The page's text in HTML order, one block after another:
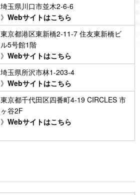
埼玉県川口市並木2-6-6
》 Webサイトはこちら
東京都港区東新橋2-11-7 住友東新橋ビ
ル5号館1階
》 Webサイトはこちら
埼玉県所沢市林1-203-4
》 Webサイトはこちら
東京都千代田区四番町4-19 CIRCLES 市
ヶ谷2F
》 Webサイトはこちら